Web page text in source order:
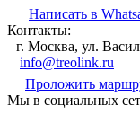
Написать в
Контакты:
г. Москва, ул.
info@treolink.ru
Проложить
Мы в социальных